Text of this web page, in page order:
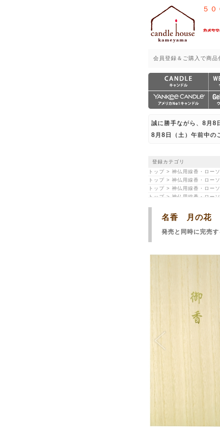
５
会員登録＆ご購入で商
誠に勝手ながら、8月8
8月8日（土）午前中の
登録カテゴリ
トップ > 神仏用線香・ロー
トップ > 神仏用線香・ロー
トップ > 神仏用線香・ロ
トップ > 神仏用線香・ロー
トップ > カテゴリ一覧 >
名香 月の花
発売と同時に完売